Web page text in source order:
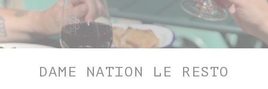
DAME NATION LE RESTO